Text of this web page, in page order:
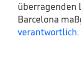
überragenden
Barcelona
verantwortlich.